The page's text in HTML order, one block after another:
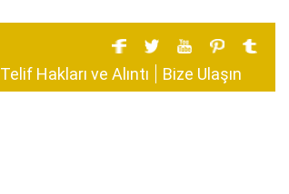
Telif Hakları ve Alıntı Bize Ulaşın